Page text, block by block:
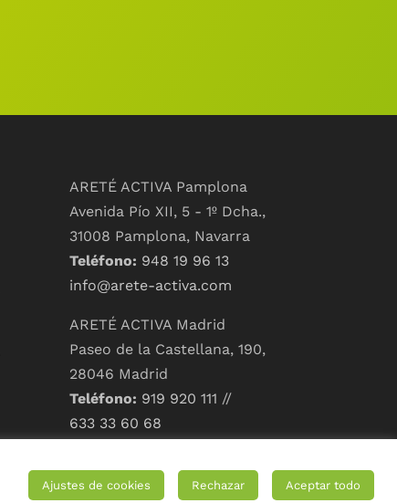
ARETÉ ACTIVA Pamplona
Avenida Pío XII, 5 - 1º Dcha.,
31008 Pamplona, Navarra
Teléfono: 948 19 96 13
info@arete-activa.com
ARETÉ ACTIVA Madrid
Paseo de la Castellana, 190,
28046 Madrid
Teléfono: 919 920 111 //
633 33 60 68
Ajustes de cookies Rechazar Aceptar todo